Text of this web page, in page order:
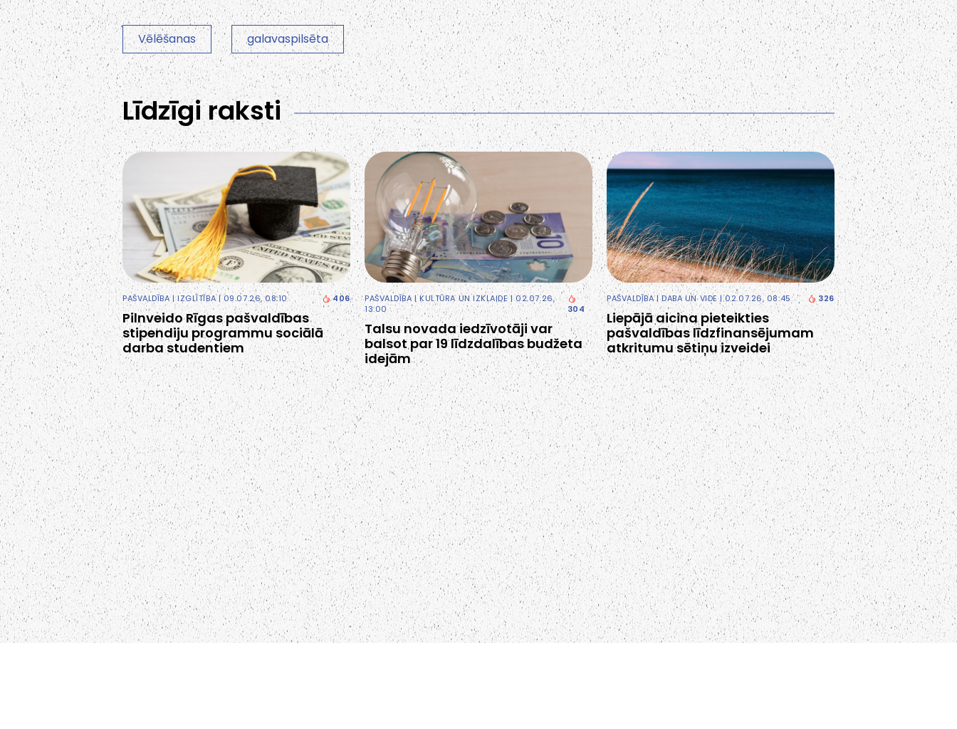
Vēlēšanas galavaspilsēta
Līdzīgi raksti
PAŠVALDĪBA|IZGLĪTĪBA| 09.07.26, 08:10 406
Pilnveido Rīgas pašvaldības
stipendiju programmu sociālā
darba studentiem
PAŠVALDĪBA|KULTŪRA UN IZKLAIDE| 02.07.26,
13:00
304
Talsu novada iedzīvotāji var
balsot par 19 līdzdalības budžeta
idejām
PAŠVALDĪBA|DABA UN VIDE| 02.07.26, 08:45 326
Liepājā aicina pieteikties
pašvaldības līdzfinansējumam
atkritumu sētiņu izveidei